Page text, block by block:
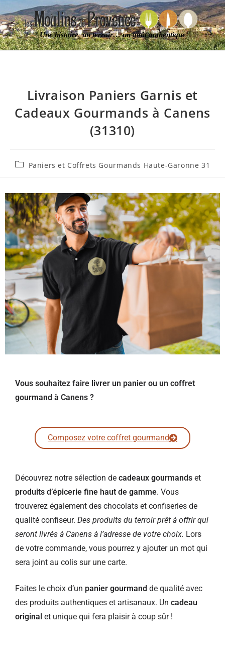
Une histoire, un terroir… un goût authentique
Livraison Paniers Garnis et
Cadeaux Gourmands à Canens
(31310)
Paniers et Coffrets Gourmands Haute-Garonne 31
Vous souhaitez faire livrer un panier ou un coffret
gourmand à Canens ?
Composez votre coffret gourmand
Découvrez notre sélection de cadeaux gourmands et
produits d’épicerie fine haut de gamme. Vous
trouverez également des chocolats et confiseries de
qualité confiseur. Des produits du terroir prêt à offrir qui
seront livrés à Canens à l’adresse de votre choix. Lors
de votre commande, vous pourrez y ajouter un mot qui
sera joint au colis sur une carte.
Faites le choix d’un panier gourmand de qualité avec
des produits authentiques et artisanaux. Un cadeau
original et unique qui fera plaisir à coup sûr !